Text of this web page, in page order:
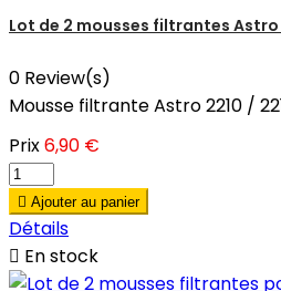
Lot de 2 mousses filtrantes Astro
0 Review(s)
Mousse filtrante Astro 2210 /
Prix6,90 €
 Ajouter au panier
Détails
 En stock